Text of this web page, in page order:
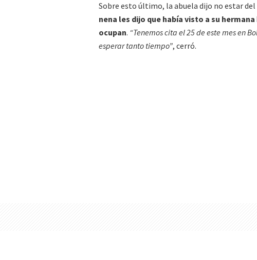
Sobre esto último, la abuela dijo no estar del
nena les dijo que había visto a su
ocupan. “Tenemos cita el 25 de este mes en
esperar tanto tiempo”, cerró.